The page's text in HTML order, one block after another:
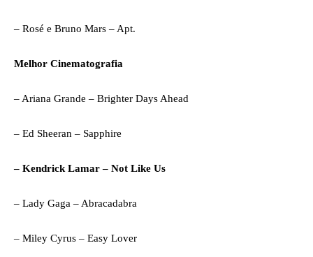
– Rosé e Bruno Mars – Apt.
Melhor Cinematografia
– Ariana Grande – Brighter Days Ahead
– Ed Sheeran – Sapphire
– Kendrick Lamar – Not Like Us
– Lady Gaga – Abracadabra
– Miley Cyrus – Easy Lover